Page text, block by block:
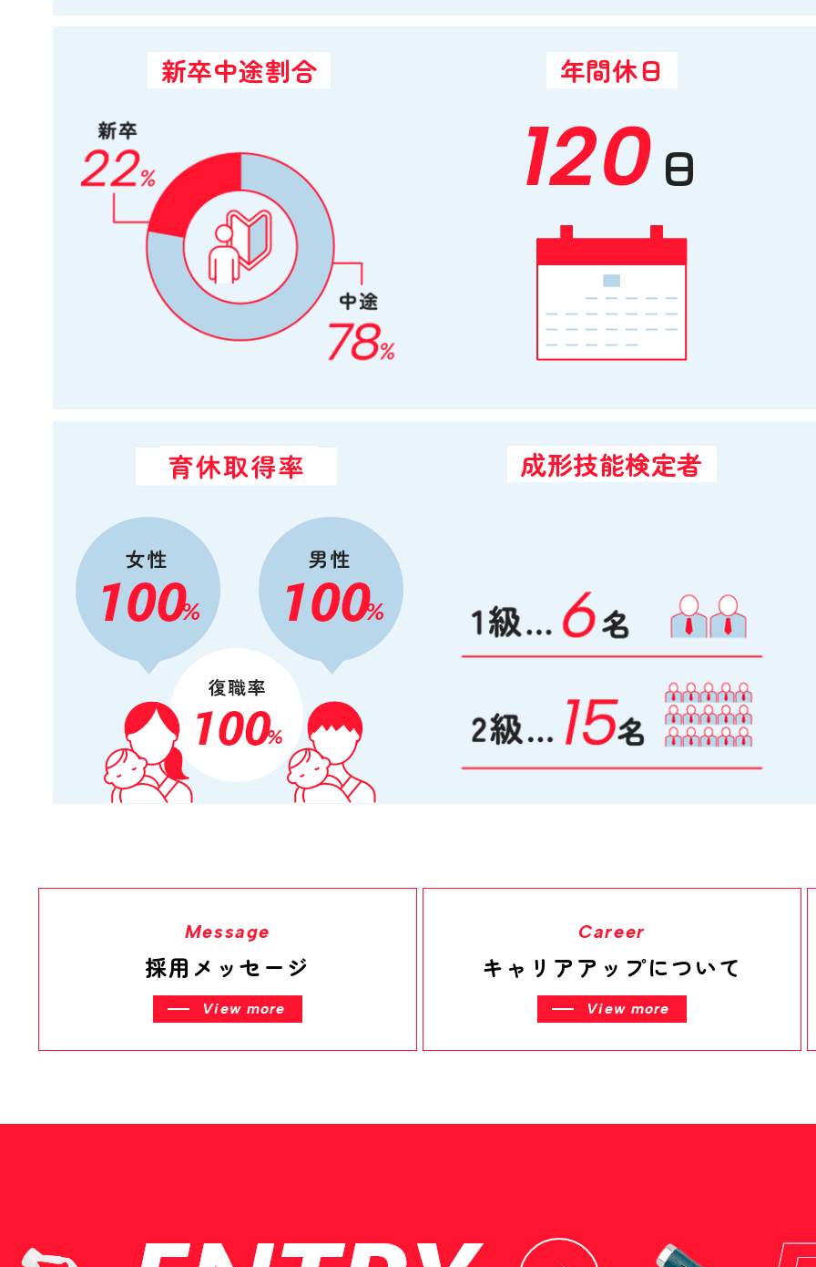
新卒中途割合 年間休日
120 日
育休取得率 成形技能検定者
Message
採用メッセージ
View more
Career
キャリアアップについて
View more